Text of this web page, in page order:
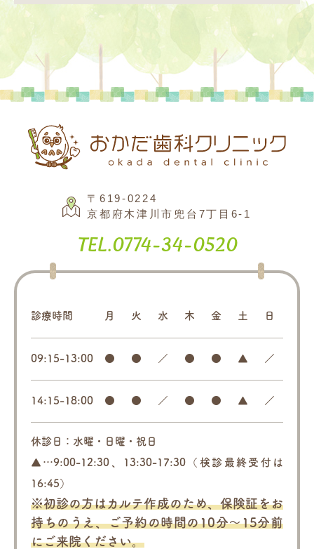
〒619-0224
京都府木津川市兜台7丁目6-1
Tel.0774-34-0520
診療時間 月 火 水 木 金 土 日
09:15-13:00 ● ● ／ ● ● ▲ ／
14:15-18:00 ● ● ／ ● ● ▲ ／
休診日：水曜・日曜・祝日
▲…9:00-12:30、13:30-17:30（検診最終受付は
16:45）
※初診の方はカルテ作成のため、保険証をお
持ちのうえ、ご予約の時間の10分～15分前
にご来院ください。